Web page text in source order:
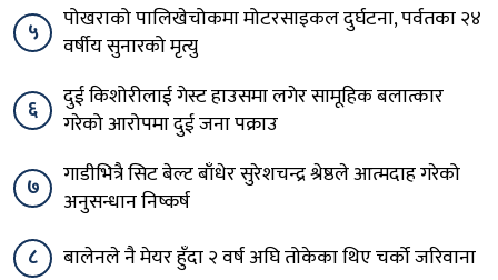
५
पोखराको पालिखेचोकमा मोटरसाइकल दुर्घटना, पर्वतका २४
वर्षीय सुनारको मृत्यु
६
दुई किशोरीलाई गेस्ट हाउसमा लगेर सामूहिक बलात्कार
गरेको आरोपमा दुई जना पक्राउ
७
गाडीभित्रै सिट बेल्ट बाँधेर सुरेशचन्द्र श्रेष्ठले आत्मदाह गरेको
अनुसन्धान निष्कर्ष
८
बालेनले नै मेयर हुँदा २ वर्ष अघि तोकेका थिए चर्को जरिवाना